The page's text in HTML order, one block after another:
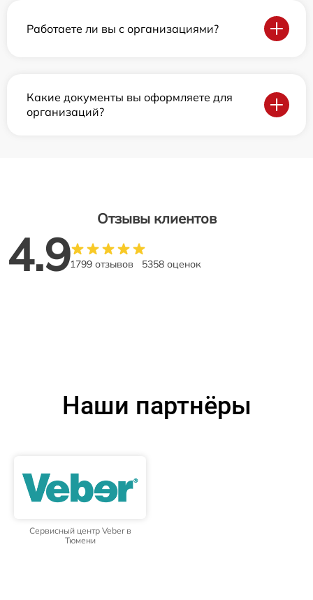
Работаете ли вы с организациями?
Какие документы вы оформляете для
организаций?
Отзывы клиентов
4.91799 отзывов 5358 оценок
Наши партнёры
Сервисный центр Veber в
Тюмени